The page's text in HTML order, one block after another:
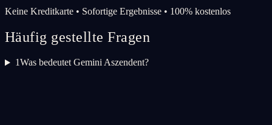
Keine Kreditkarte • Sofortige Ergebnisse • 100% kostenlos
Häufig gestellte Fragen
1Was bedeutet Gemini Aszendent?